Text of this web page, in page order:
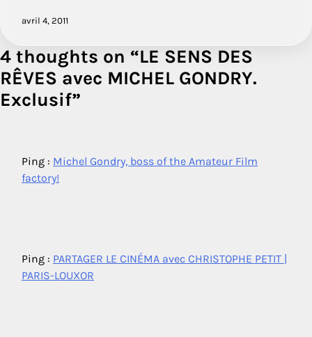
avril 4, 2011
4 thoughts on “LE SENS DES
RÊVES avec MICHEL GONDRY.
Exclusif”
Ping : Michel Gondry, boss of the Amateur Film
factory!
Ping : PARTAGER LE CINÉMA avec CHRISTOPHE PETIT |
PARIS-LOUXOR